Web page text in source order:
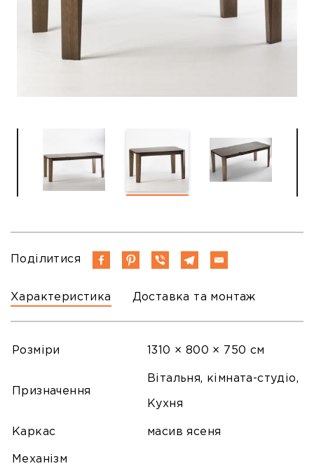
Характеристика Доставка та монтаж
Поділитися
Розміри 1310 × 800 × 750 см
Призначення
Вітальня, кімната-студіо,
Кухня
Каркас масив ясеня
Механізм